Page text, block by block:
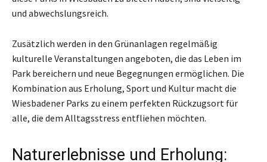
und abwechslungsreich.
Zusätzlich werden in den Grünanlagen regelmäßig
kulturelle Veranstaltungen angeboten, die das Leben im
Park bereichern und neue Begegnungen ermöglichen. Die
Kombination aus Erholung, Sport und Kultur macht die
Wiesbadener Parks zu einem perfekten Rückzugsort für
alle, die dem Alltagsstress entfliehen möchten.
Naturerlebnisse und Erholung: